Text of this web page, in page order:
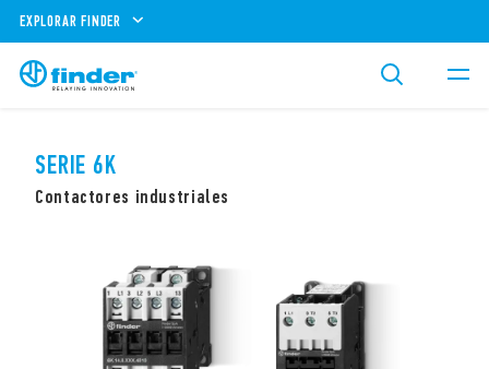
EXPLORAR FINDER
SERIE 6K
Contactores industriales